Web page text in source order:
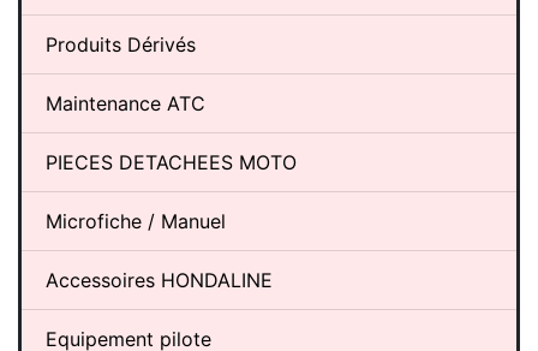
Produits Dérivés
Maintenance ATC
PIECES DETACHEES MOTO
Microfiche / Manuel
Accessoires HONDALINE
Equipement pilote